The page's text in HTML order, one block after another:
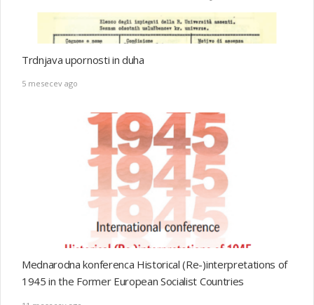
Trdnjava upornosti in duha
5 mesecev ago
Mednarodna konferenca Historical (Re-)interpretations of
1945 in the Former European Socialist Countries